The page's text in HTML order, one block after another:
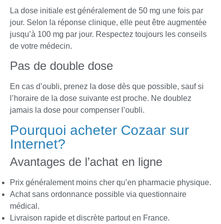
La dose initiale est généralement de 50 mg une fois par
jour. Selon la réponse clinique, elle peut être augmentée
jusqu’à 100 mg par jour. Respectez toujours les conseils
de votre médecin.
Pas de double dose
En cas d’oubli, prenez la dose dès que possible, sauf si
l’horaire de la dose suivante est proche. Ne doublez
jamais la dose pour compenser l’oubli.
Pourquoi acheter Cozaar sur
Internet?
Avantages de l’achat en ligne
Prix généralement moins cher qu’en pharmacie physique.
Achat sans ordonnance possible via questionnaire
médical.
Livraison rapide et discrète partout en France.